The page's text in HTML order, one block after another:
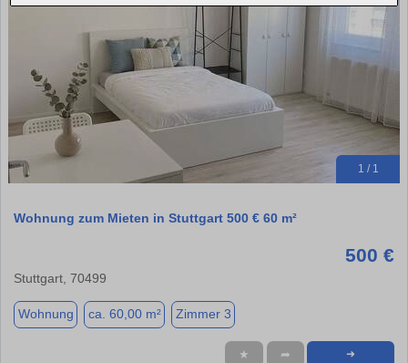
1 / 1
Wohnung zum Mieten in Stuttgart 500 € 60 m²
500 €
Stuttgart, 70499
Wohnung ca. 60,00 m² Zimmer 3
★ ➦ ➜